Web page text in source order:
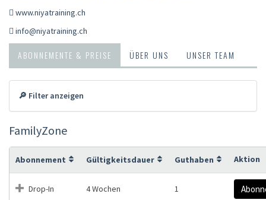
www.niyatraining.ch
info@niyatraining.ch
ABONNEMENTE & PREISE ÜBER UNS UNSER TEAM
🔎 Filter anzeigen
FamilyZone
Abonnement Gültigkeitsdauer Guthaben Aktion
Drop-In 4 Wochen 1